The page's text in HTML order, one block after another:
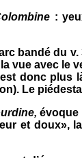
:
bandé du
avec le
donc
Le
évoque
et doux»,